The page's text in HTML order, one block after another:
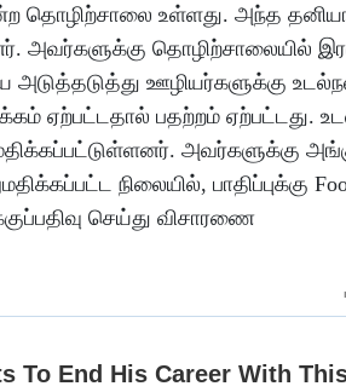
தொழிற்சாலை உள்ளது. அந்த
அவர்களுக்கு தொழிற்சாலையில்
அடுத்தடுத்து ஊழியர்களுக்கு
ஏற்பட்டதால் பதற்றம் ஏற்பட்டது.
அவர்களுக்கு
நிலையில், பாதிப்புக்கு
செய்து விசாரணை